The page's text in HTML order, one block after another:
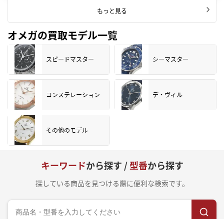
もっと見る
オメガの買取モデル一覧
スピードマスター シーマスター
コンステレーション デ・ヴィル
その他のモデル
キーワードから探す /型番から探す
探している商品を見つける際に便利な検索です。